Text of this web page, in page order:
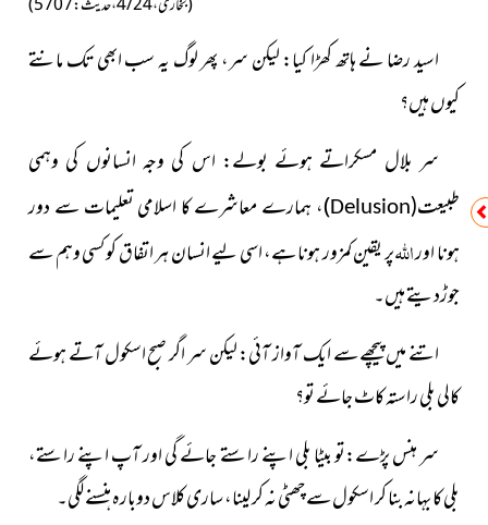
(بخاری ، 4/24،حدیث:5707)
اسید رضا نے ہاتھ کھڑا کیا: لیکن سر، پھر لوگ یہ سب ابھی تک مانتے
کیوں ہیں؟
سر بلال مسکراتے ہوئے بولے: اس کی وجہ انسانوں کی وہمی
طبیعت(Delusion)، ہمارے معاشرے کا اسلامی تعلیمات سےدور
ہونا اوراللہپر یقین کمزور ہونا ہے، اسی لیے انسان ہر اتفاق کو کسی وہم سے
جوڑدیتے ہیں۔
اتنے میں پیچھے سے ایک آواز آئی: لیکن سر اگر صبح اسکول آتے ہوئے
کالی بلی راستہ کاٹ جائے تو؟
سر ہنس پڑے:تو بیٹا بلی اپنے راستے جائے گی اور آپ اپنے راستے،
بلی کا بہانہ بنا کر اسکول سے چھٹی نہ کر لینا، ساری کلاس دوبارہ ہنسنے لگی۔